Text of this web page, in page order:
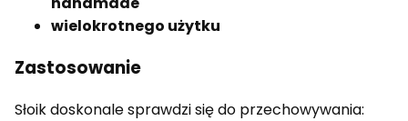
wielokrotnego użytku
Zastosowanie
Słoik doskonale sprawdzi się do przechowywania: